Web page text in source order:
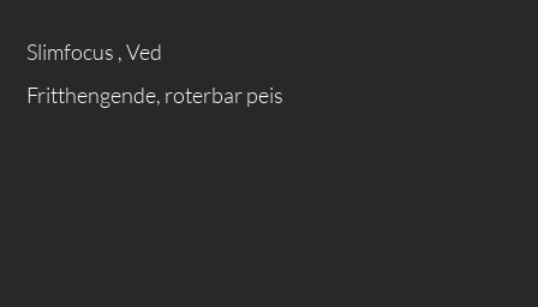
Slimfocus , Ved
Fritthengende, roterbar peis